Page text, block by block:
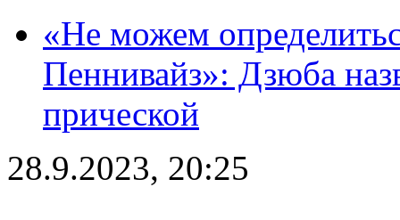
«Не можем
Пеннивайз»: Дзюба
прической
28.9.2023, 20:25